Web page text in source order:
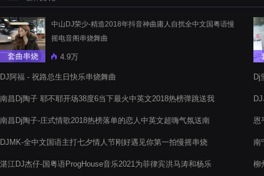
套曲串烧
中山DJ荣少-精造2018年抖音神曲庸人自扰全中文国粤语慢
摇电音阁串烧舞曲
4.9万
DJ阿福 - 祝路总生日快乐串烧舞曲
南昌Dj陶子 耶不耶开场38度6当下最火中英文2018热榜弹跳送我
南昌Dj陶子-庄式情歌2018热榜落单的恋人中英文超嗨气氛送南
DJMK-全中文国语主打七夕情人节刚好遇见你第一拍慢摇串烧
湛江DJ杰仔-国粤语ProgHouse音乐2021为菲律宾洪马涛和杨乐
Dj
恩
南
柳